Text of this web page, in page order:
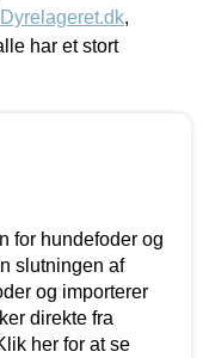
Dyrelageret.dk,
har et stort
for hundefoder og
slutningen af
og importerer
direkte fra
her for at se